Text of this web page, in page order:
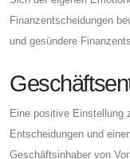
Finanzentscheidungen
und gesündere
Eine positive Einstellung
Entscheidungen und
Geschäftsinhaber von